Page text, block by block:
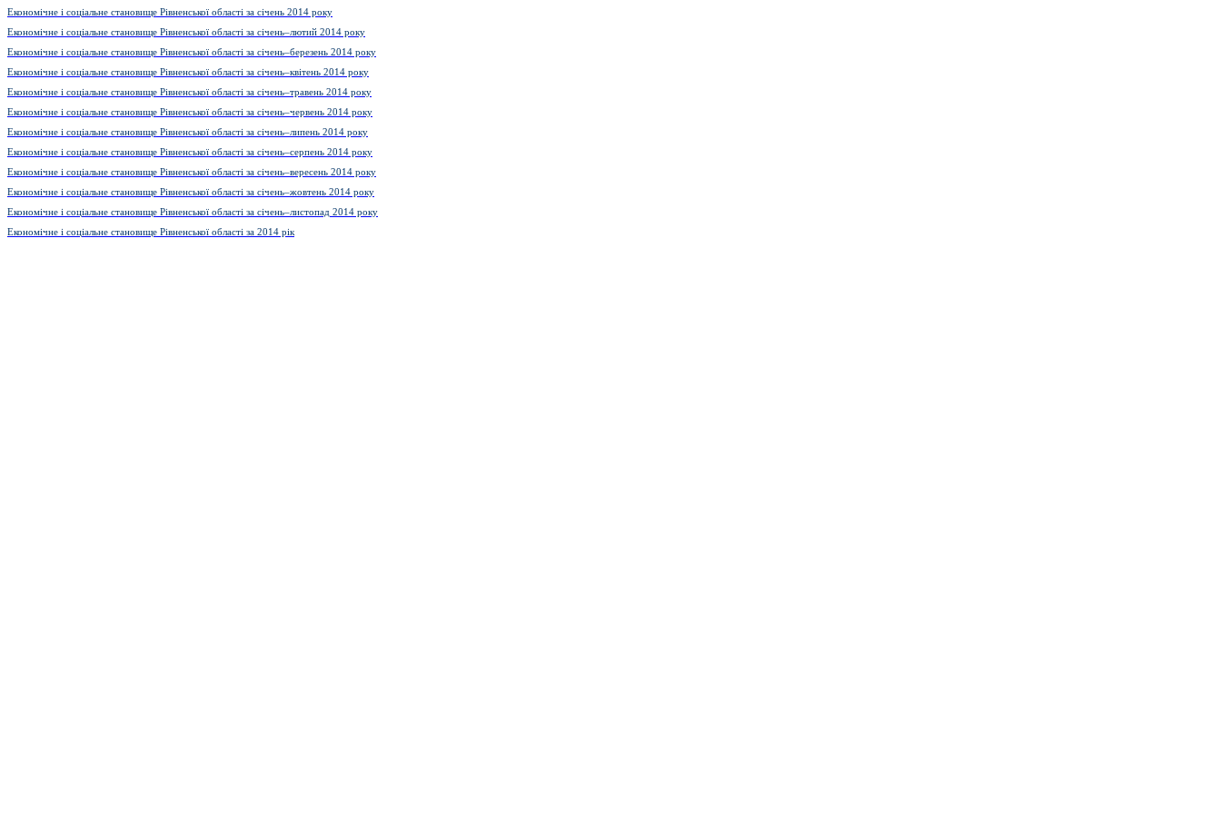
Економічне і соціальне становище Рівненської області за січень 2014 року
Економічне і соціальне становище Рівненської області за січень–лютий 2014 року
Економічне і соціальне становище Рівненської області за січень–березень 2014 року
Економічне і соціальне становище Рівненської області за січень–квітень 2014 року
Економічне і соціальне становище Рівненської області за січень–травень 2014 року
Економічне і соціальне становище Рівненської області за січень–червень 2014 року
Економічне і соціальне становище Рівненської області за січень–липень 2014 року
Економічне і соціальне становище Рівненської області за січень–серпень 2014 року
Економічне і соціальне становище Рівненської області за січень–вересень 2014 року
Економічне і соціальне становище Рівненської області за січень–жовтень 2014 року
Економічне і соціальне становище Рівненської області за січень–листопад 2014 року
Економічне і соціальне становище Рівненської області за 2014 рік